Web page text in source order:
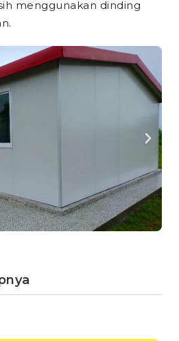
menggunakan dinding